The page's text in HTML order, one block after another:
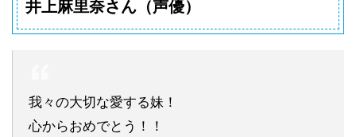
井上麻里奈さん（声優）
我々の大切な愛する妹！
心からおめでとう！！